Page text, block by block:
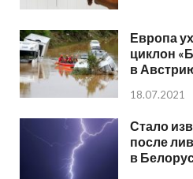
Европа
циклон
в
18.07.2021
Стало
после
в